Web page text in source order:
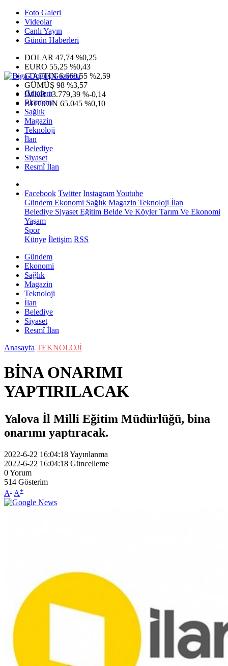
Foto Galeri
Videolar
Canlı Yayın
Günün Haberleri
DOLAR 47,74 %0,25
EURO 55,25 %0,43
G.ALTIN6.660,55 %2,59
GÜMÜŞ 98 %3,57
IMKB13.779,39 %-0,14
BITCOIN 65.045 %0,10
Gündem
Ekonomi
Sağlık
Magazin
Teknoloji
İlan
Belediye
Siyaset
Resmî İlan
Facebook Twitter InstagramYoutube
Gündem Ekonomi Sağlık Magazin Teknoloji İlan
Belediye Siyaset Eğitim Belde Ve KöylerTarım Ve Ekonomi
Yaşam
Spor
Künye İletişim RSS
Gündem
Ekonomi
Sağlık
Magazin
Teknoloji
İlan
Belediye
Siyaset
Resmî İlan
Anasayfa TEKNOLOJİ
BİNA ONARIMI
YAPTIRILACAK
Yalova İl Milli Eğitim Müdürlüğü, bina
onarımı yaptıracak.
2022-6-22 16:04:18Yayınlanma
2022-6-22 16:04:18 Güncelleme
0Yorum
514 Gösterim
A- A+